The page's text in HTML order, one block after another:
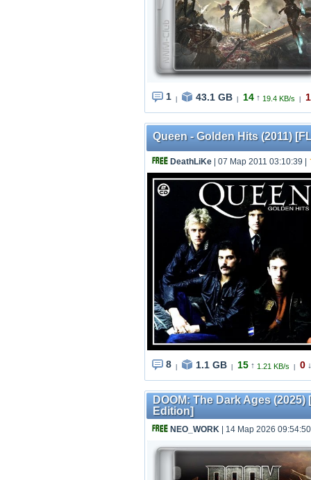
1 43.1 GB 14 ↑ 19.4 KB/s 1
Queen - Golden Hits (2011)
DeathLiKe | 07 Мар 2011 03:10:39
8 1.1 GB 15 ↑ 1.21 KB/s 0 ↓
DOOM: The Dark Ages
Edition]
NEO_WORK | 14 Мар 2026 09:54:50